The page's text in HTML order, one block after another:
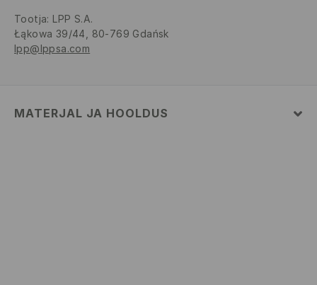
Tootja: LPP S.A.
Łąkowa 39/44, 80-769 Gdańsk
lpp@lppsa.com
MATERJAL JA HOOLDUS